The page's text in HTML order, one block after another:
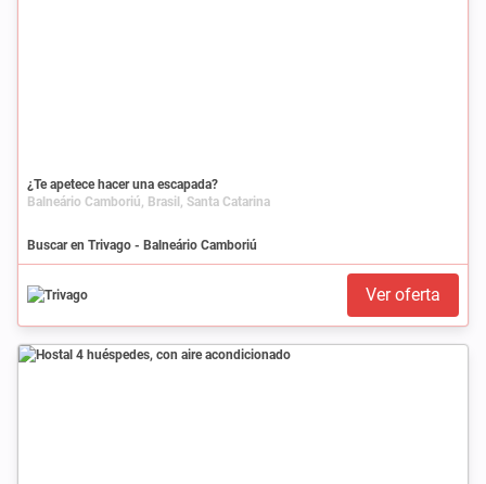
¿Te apetece hacer una escapada?
Balneário Camboriú, Brasil, Santa Catarina
Buscar en Trivago - Balneário Camboriú
Ver oferta